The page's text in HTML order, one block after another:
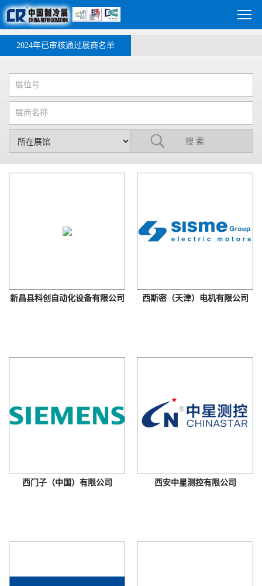
2024年已审核通过展商名单
新昌县科创自动化设备有限公司 西斯密（天津）电机有限公司
西门子（中国）有限公司 西安中星测控有限公司